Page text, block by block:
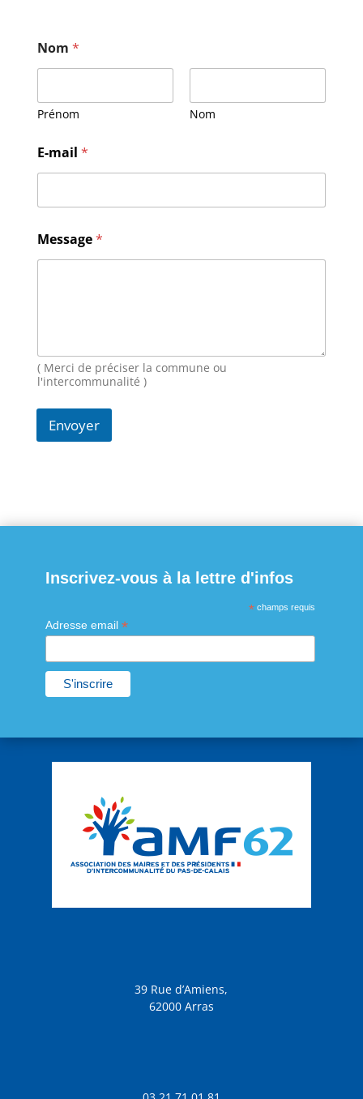
Nom *
Prénom Nom
o
m
e
s
a
g
i
l
E-mail *
Message*
( Merci de préciser la commune ou
l'intercommunalité )
Envoyer
Inscrivez-vous à la lettre d'infos
* champs requis
Adresse email *
39 Rue d’Amiens,
62000 Arras